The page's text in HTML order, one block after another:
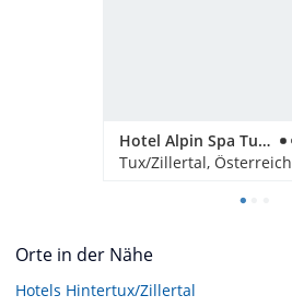
Hotel Alpin Spa Tuxerhof
Tux/Zillertal, Österreich
Orte in der Nähe
Hotels Hintertux/Zillertal